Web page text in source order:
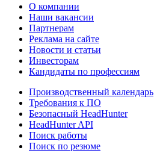
О компании
Наши вакансии
Партнерам
Реклама на сайте
Новости и статьи
Инвесторам
Кандидаты по профессиям
Производственный календарь
Требования к ПО
Безопасный HeadHunter
HeadHunter API
Поиск работы
Поиск по резюме